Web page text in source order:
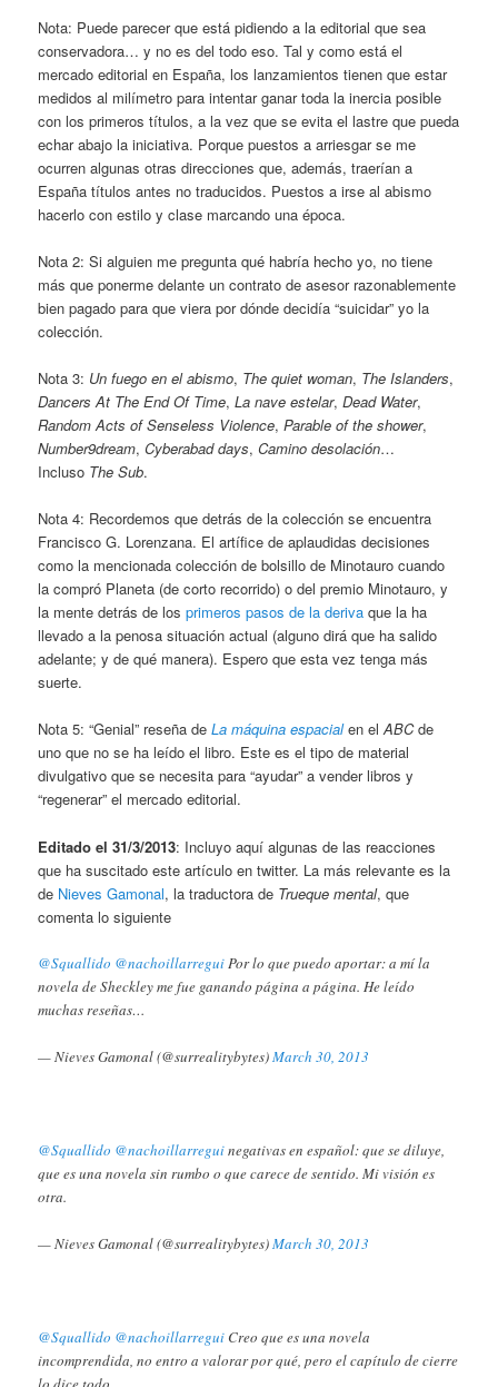
Nota: Puede parecer que está pidiendo a la editorial que sea
conservadora… y no es del todo eso. Tal y como está el
mercado editorial en España, los lanzamientos tienen que estar
medidos al milímetro para intentar ganar toda la inercia posible
con los primeros títulos, a la vez que se evita el lastre que pueda
echar abajo la iniciativa. Porque puestos a arriesgar se me
ocurren algunas otras direcciones que, además, traerían a
España títulos antes no traducidos. Puestos a irse al abismo
hacerlo con estilo y clase marcando una época.
Nota 2: Si alguien me pregunta qué habría hecho yo, no tiene
más que ponerme delante un contrato de asesor razonablemente
bien pagado para que viera por dónde decidía “suicidar” yo la
colección.
Nota 3: Un fuego en el abismo, The quiet woman, The Islanders,
Dancers At The End Of Time,La nave estelar,Dead Water,
Random Acts of Senseless Violence,Parable of the shower,
Number9dream,Cyberabad days,Camino desolación…
Incluso The Sub.
Nota 4: Recordemos que detrás de la colección se encuentra
Francisco G. Lorenzana. El artífice de aplaudidas decisiones
como la mencionada colección de bolsillo de Minotauro cuando
la compró Planeta (de corto recorrido) o del premio Minotauro, y
la mente detrás de losprimeros pasos de la deriva que la ha
llevado a la penosa situación actual (alguno dirá que ha salido
adelante; y de qué manera). Espero que esta vez tenga más
suerte.
Nota 5: “Genial” reseña deLa máquina espacialen elABCde
uno que no se ha leído el libro. Este es el tipo de material
divulgativo que se necesita para “ayudar” a vender libros y
“regenerar” el mercado editorial.
Editado el 31/3/2013: Incluyo aquí algunas de las reacciones
que ha suscitado este artículo en twitter. La más relevante es la
de Nieves Gamonal, la traductora de Trueque mental, que
comenta lo siguiente
@Squallido @nachoillarreguiPor lo que puedo aportar: a mí la
novela de Sheckley me fue ganando página a página. He leído
muchas reseñas…
— Nieves Gamonal (@surrealitybytes)March 30, 2013
@Squallido @nachoillarreguinegativas en español: que se diluye,
que es una novela sin rumbo o que carece de sentido. Mi visión es
otra.
— Nieves Gamonal (@surrealitybytes)March 30, 2013
@Squallido @nachoillarregui Creo que es una novela
incomprendida, no entro a valorar por qué, pero el capítulo de cierre